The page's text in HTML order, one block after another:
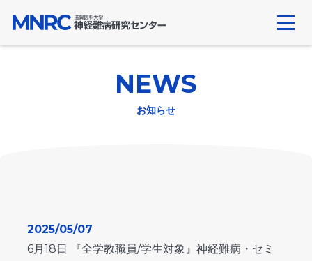
content
NEWS
お知らせ
2025/05/07
6月18日 『全学教職員/学生対象』神経難病・セミ